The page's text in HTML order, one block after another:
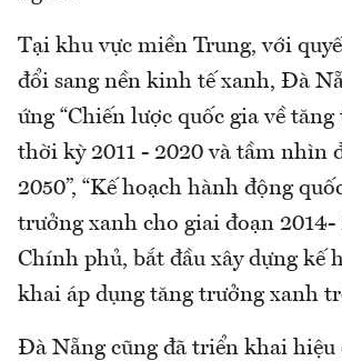
Tại khu vực miền Trung, với
đổi sang nền kinh tế xanh, Đà
ứng “Chiến lược quốc gia về
thời kỳ 2011 - 2020 và tầm nhìn
2050”, “Kế hoạch hành động
trưởng xanh cho giai đoạn 2014-
Chính phủ, bắt đầu xây dựng kế
khai áp dụng tăng trưởng xanh
Đà Nẵng cũng đã triển khai hiệu